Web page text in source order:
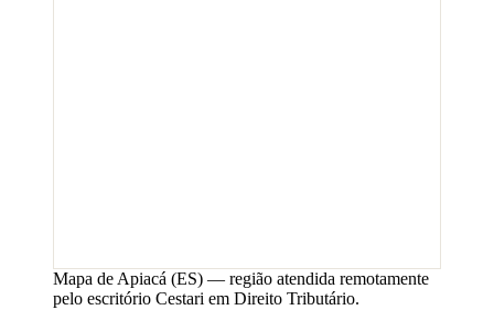
Mapa de Apiacá (ES) — região atendida remotamente
pelo escritório Cestari em Direito Tributário.